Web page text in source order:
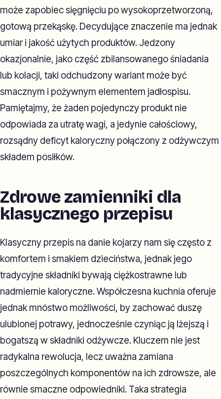
może zapobiec sięgnięciu po wysokoprzetworzoną,
gotową przekąskę. Decydujące znaczenie ma jednak
umiar i jakość użytych produktów. Jedzony
okazjonalnie, jako część zbilansowanego śniadania
lub kolacji, taki odchudzony wariant może być
smacznym i pożywnym elementem jadłospisu.
Pamiętajmy, że żaden pojedynczy produkt nie
odpowiada za utratę wagi, a jedynie całościowy,
rozsądny deficyt kaloryczny połączony z odżywczym
składem posiłków.
Zdrowe zamienniki dla
klasycznego przepisu
Klasyczny przepis na danie kojarzy nam się często z
komfortem i smakiem dzieciństwa, jednak jego
tradycyjne składniki bywają ciężkostrawne lub
nadmiernie kaloryczne. Współczesna kuchnia oferuje
jednak mnóstwo możliwości, by zachować duszę
ulubionej potrawy, jednocześnie czyniąc ją lżejszą i
bogatszą w składniki odżywcze. Kluczem nie jest
radykalna rewolucja, lecz uważna zamiana
poszczególnych komponentów na ich zdrowsze, ale
równie smaczne odpowiedniki. Taka strategia